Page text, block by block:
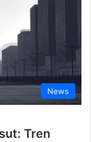
News
Tren